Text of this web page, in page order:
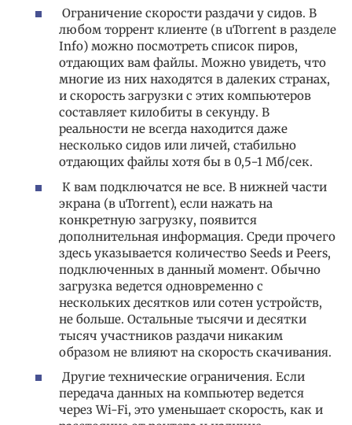
Ограничение скорости раздачи у сидов. В
любом торрент клиенте (в uTorrent в разделе
Info) можно посмотреть список пиров,
отдающих вам файлы. Можно увидеть, что
многие из них находятся в далеких странах,
и скорость загрузки с этих компьютеров
составляет килобиты в секунду. В
реальности не всегда находится даже
несколько сидов или личей, стабильно
отдающих файлы хотя бы в 0,5−1 Мб/сек.
К вам подключатся не все. В нижней части
экрана (в uTorrent), если нажать на
конкретную загрузку, появится
дополнительная информация. Среди прочего
здесь указывается количество Seeds и Peers,
подключенных в данный момент. Обычно
загрузка ведется одновременно с
нескольких десятков или сотен устройств,
не больше. Остальные тысячи и десятки
тысяч участников раздачи никаким
образом не влияют на скорость скачивания.
Другие технические ограничения. Если
передача данных на компьютер ведется
через Wi-Fi, это уменьшает скорость, как и